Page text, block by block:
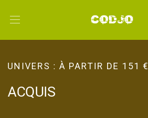
UNIVERS : À PARTIR DE 151 €
ACQUIS